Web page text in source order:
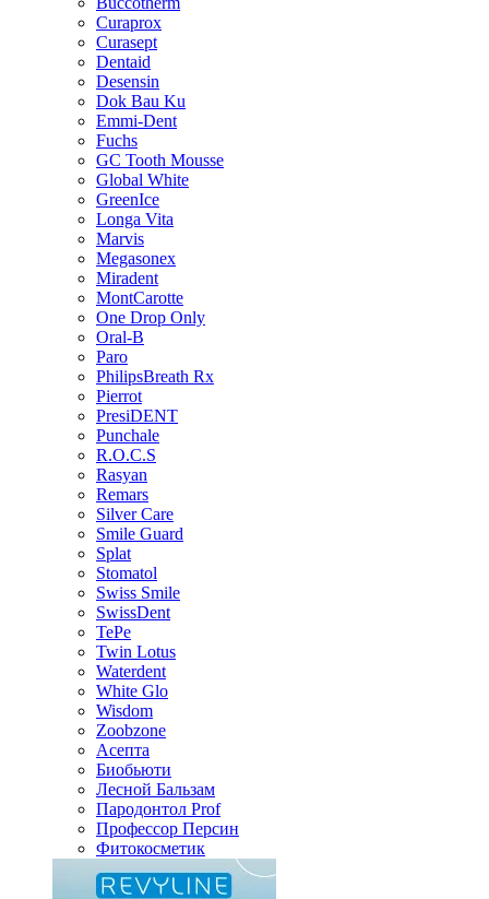
Curaprox
Curasept
Dentaid
Desensin
Dok Bau Ku
Emmi-Dent
Fuchs
GC Tooth Mousse
Global White
GreenIce
Longa Vita
Marvis
Megasonex
Miradent
MontCarotte
One Drop Only
Oral-B
Paro
PhilipsBreath Rx
Pierrot
PresiDENT
Punchale
R.O.C.S
Rasyan
Remars
Silver Care
Smile Guard
Splat
Stomatol
Swiss Smile
SwissDent
TePe
Twin Lotus
Waterdent
White Glo
Wisdom
Zoobzone
Асепта
Биобьюти
Лесной Бальзам
Пародонтол Prof
Профессор Персин
Фитокосметик